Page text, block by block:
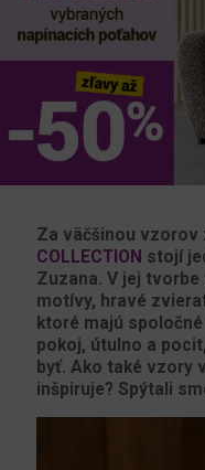
Za väčšinou vzorov
COLLECTION stojí
Zuzana. V jej
motívy, hravé
ktoré majú
pokoj, útulno a
byť. Ako také vzory
inšpiruje? Spýtali